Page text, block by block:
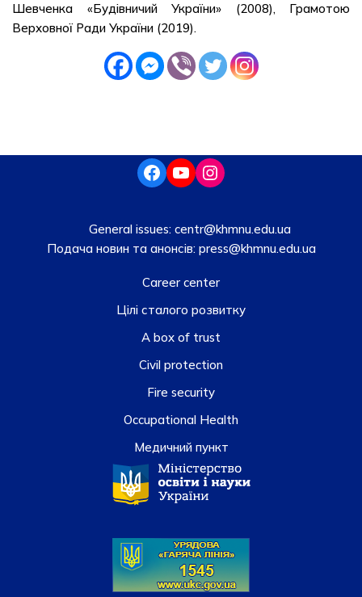
Шевченка «Будівничий України» (2008), Грамотою
Верховної Ради України (2019).
General issues: centr@khmnu.edu.ua
Подача новин та анонсів:press@khmnu.edu.ua
Career center
Цілі сталого розвитку
A box of trust
Civil protection
Fire security
Occupational Health
Медичний пункт